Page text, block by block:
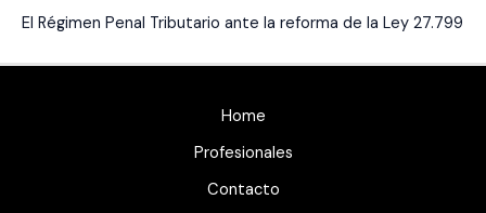
El Régimen Penal Tributario ante la reforma de la Ley 27.799
Home
Profesionales
Contacto